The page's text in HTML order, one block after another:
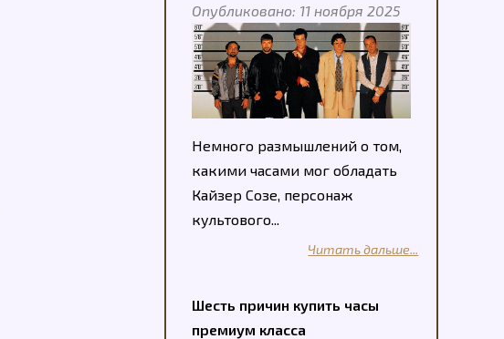
Опубликовано: 11 ноября 2025
Немного размышлений о том,
какими часами мог обладать
Кайзер Созе, персонаж
культового...
Читать дальше...
Шесть причин купить часы
премиум класса